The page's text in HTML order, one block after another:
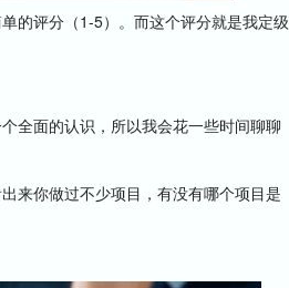
评分（1-5）。而这个评分就是我定级
面的认识，所以我会花一些时间聊聊
你做过不少项目，有没有哪个项目是